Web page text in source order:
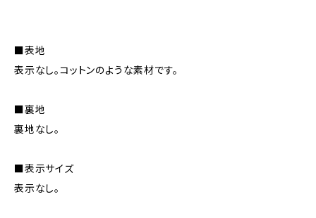
■表地
表示なし。コットンのような素材です。
■裏地
裏地なし。
■表示サイズ
表示なし。